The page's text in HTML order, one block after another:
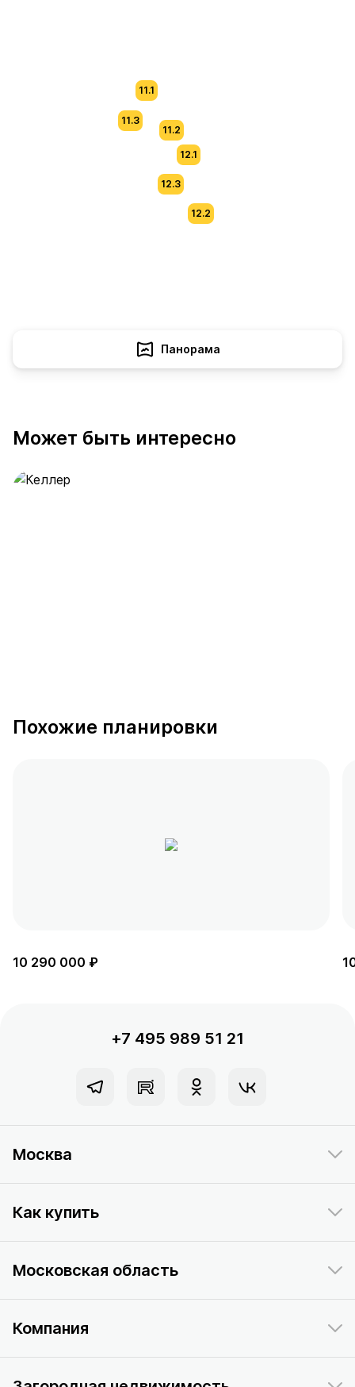
11.3
11.1
11.2
12.1
12.2
12.3
Панорама
Может быть интересно
Похожие планировки
10 290 000 ₽
+7 495 989 51 21
Москва
Как купить
Московская область
Компания